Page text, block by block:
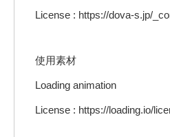
License : https://dova-s.jp/
使用素材
Loading animation
License : https://loading.io/